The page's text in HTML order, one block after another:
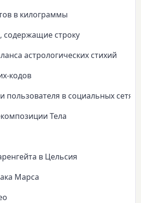
в килограммы
содержащие строку
астрологических стихий
кодов
в социальных сетях
Тела
в Цельсия
Марса